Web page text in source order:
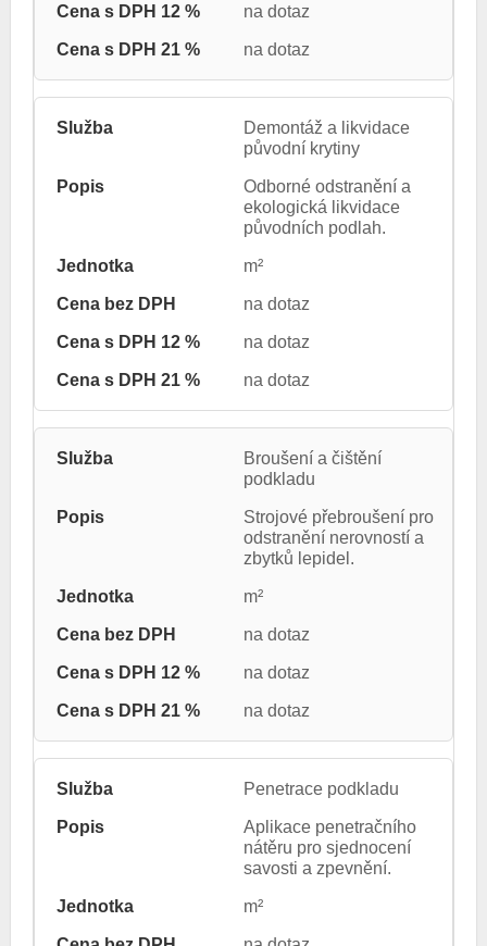
na dotaz
na dotaz
Demontáž a likvidace
původní krytiny
Odborné odstranění a
ekologická likvidace
původních podlah.
m²
na dotaz
na dotaz
na dotaz
Broušení a čištění
podkladu
Strojové přebroušení pro
odstranění nerovností a
zbytků lepidel.
m²
na dotaz
na dotaz
na dotaz
Penetrace podkladu
Aplikace penetračního
nátěru pro sjednocení
savosti a zpevnění.
m²